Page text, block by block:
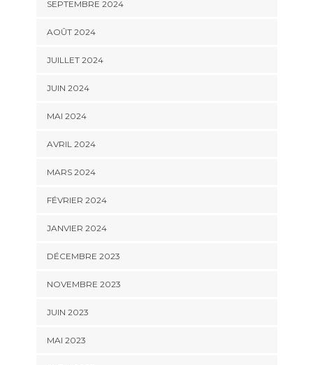
SEPTEMBRE 2024
AOÛT 2024
JUILLET 2024
JUIN 2024
MAI 2024
AVRIL 2024
MARS 2024
FÉVRIER 2024
JANVIER 2024
DÉCEMBRE 2023
NOVEMBRE 2023
JUIN 2023
MAI 2023